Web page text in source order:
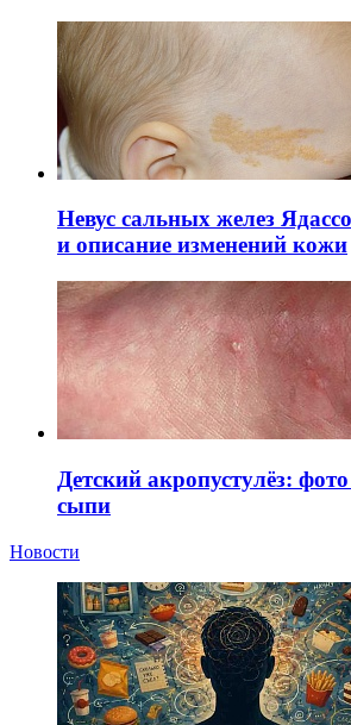
Невус сальных желез
и описание изменений кожи
Детский акропустулёз:
сыпи
Новости